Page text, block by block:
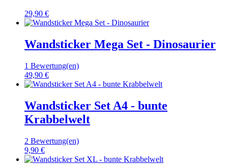
29,90 €
Wandsticker Mega Set - Dinosaurier
1 Bewertung(en)
49,90 €
Wandsticker Set A4 - bunte
Krabbelwelt
2 Bewertung(en)
9,90 €